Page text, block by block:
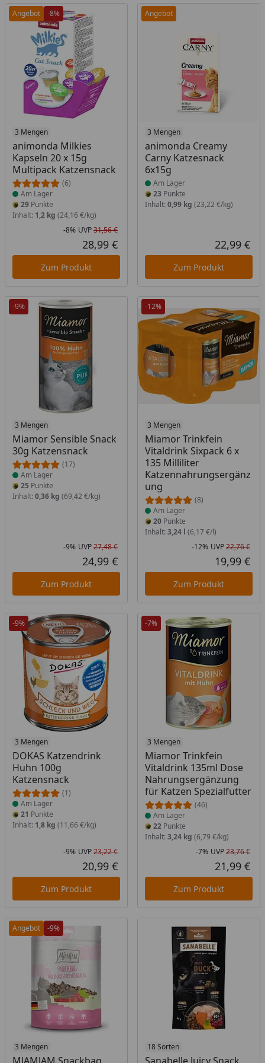
Angebot -8%
3 Mengen
animonda Milkies
Kapseln 20 x 15g
Multipack Katzensnack
(6)
Produkt am Lager
Am Lager
29 Punkte
Inhalt: 1,2 kg (24,16 €/kg)
Rabatt in Prozent
-8%
Ursprünglicher Preis
UVP31,56 €
Aktueller Preis
28,99 €
Zum Produkt
Angebot
3 Mengen
animonda Creamy
Carny Katzesnack
6x15g
Produkt am Lager
Am Lager
23Punkte
Inhalt: 0,99 kg (23,22 €/kg)
22,99 €
Zum Produkt
-9%
3 Mengen
Miamor Sensible Snack
30g Katzensnack
(17)
Produkt am Lager
Am Lager
25 Punkte
Inhalt: 0,36 kg (69,42 €/kg)
Rabatt in Prozent
-9%
Ursprünglicher Preis
UVP27,48 €
Aktueller Preis
24,99 €
Zum Produkt
-12%
3 Mengen
Miamor Trinkfein
Vitaldrink Sixpack 6 x
135 Milliliter
Katzennahrungsergänz
ung
(8)
Produkt am Lager
Am Lager
20Punkte
Inhalt: 3,24 l (6,17 €/l)
-12% UVP22,76 €
19,99 €
Zum Produkt
-9%
3 Mengen
DOKAS Katzendrink
Huhn 100g
Katzensnack
(1)
Produkt am Lager
Am Lager
21 Punkte
Inhalt: 1,8 kg (11,66 €/kg)
Rabatt in Prozent
-9%
Ursprünglicher Preis
UVP23,22 €
Aktueller Preis
20,99 €
Zum Produkt
-7%
3 Mengen
Miamor Trinkfein
Vitaldrink 135ml Dose
Nahrungsergänzung
für Katzen Spezialfutter
(46)
Produkt am Lager
Am Lager
22Punkte
Inhalt: 3,24 kg (6,79 €/kg)
-7% UVP23,76 €
21,99 €
Zum Produkt
Angebot -9%
3 Mengen
Produkt am Lager 18 Sorten
Produkt am Lager